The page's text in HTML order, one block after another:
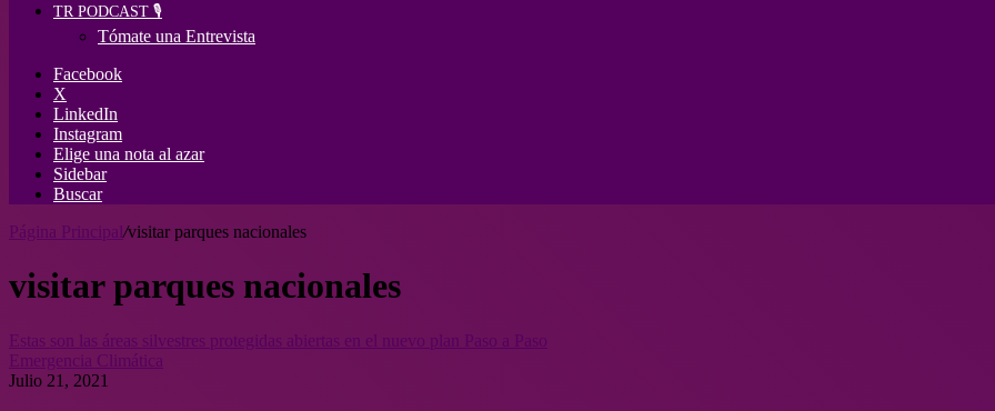
TR PODCAST 🎙️
Tómate una Entrevista
Facebook
X
LinkedIn
Instagram
Elige una nota al azar
Sidebar
Buscar
Página Principal /visitar parques nacionales
visitar parques nacionales
Estas son las áreas silvestres protegidas abiertas en el nuevo plan Paso a Paso
Emergencia Climática
Julio 21, 2021